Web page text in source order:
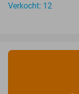
Verkocht: 12